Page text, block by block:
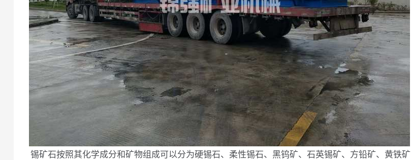
锡矿石按照其化学成分和矿物组成可以分为硬锡石、柔性锡石、黑钨矿、石英锡矿、方铅矿、黄铁矿